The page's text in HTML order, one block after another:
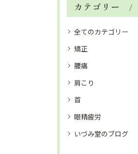
カテゴリー
全てのカテゴリー
矯正
腰痛
肩こり
首
眼精疲労
いづみ堂のブログ